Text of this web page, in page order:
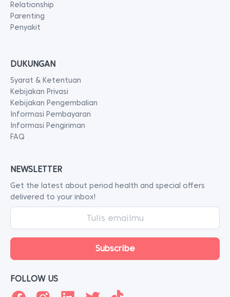
Relationship
Parenting
Penyakit
DUKUNGAN
Syarat & Ketentuan
Kebijakan Privasi
Kebijakan Pengembalian
Informasi Pembayaran
Informasi Pengiriman
FAQ
NEWSLETTER
Get the latest about period health and special offers
delivered to your inbox!
FOLLOW US